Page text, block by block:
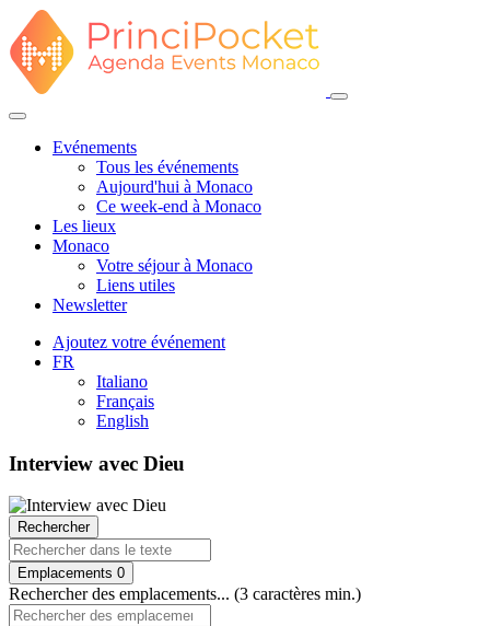
Evénements
Tous les événements
Aujourd'hui à Monaco
Ce week-end à Monaco
Les lieux
Monaco
Votre séjour à Monaco
Liens utiles
Newsletter
Ajoutez votre événement
FR
Italiano
Français
English
Interview avec Dieu
Rechercher
Emplacements 0
Rechercher des emplacements... (3 caractères min.)